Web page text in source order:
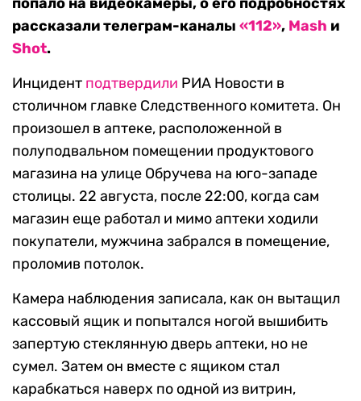
рассказали телеграм-каналы «112», Mash и
Shot.
Инцидент подтвердили РИА Новости в
столичном главке Следственного комитета. Он
произошел в аптеке, расположенной в
полуподвальном помещении продуктового
магазина на улице Обручева на юго-западе
столицы. 22 августа, после 22:00, когда сам
магазин еще работал и мимо аптеки ходили
покупатели, мужчина забрался в помещение,
проломив потолок.
Камера наблюдения записала, как он вытащил
кассовый ящик и попытался ногой вышибить
запертую стеклянную дверь аптеки, но не
сумел. Затем он вместе с ящиком стал
карабкаться наверх по одной из витрин,